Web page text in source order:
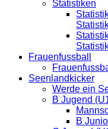
Statistiken
Frauenfussball
Seenlandkicker
Werde ein
B Jugend
B